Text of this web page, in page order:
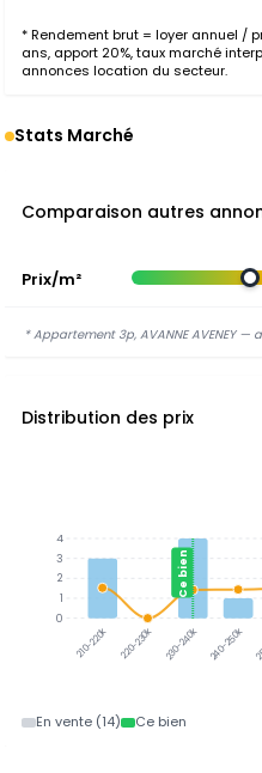
* Rendement brut = loyer annuel /
ans, apport 20%, taux marché
annonces location du secteur.
Stats Marché
Comparaison autres
Prix/m²
* Appartement 3p, AVANNE AVENEY —
Distribution des prix
210-220k 220-230k 230-240k 240-250k
Ce bien
4
3
2
1
0
En vente (14) Ce bien